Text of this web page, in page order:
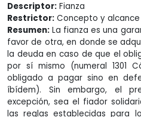
Descriptor: Fianza
Restrictor: Concepto y alcance
Resumen: La fianza es una
favor de otra, en donde se
la deuda en caso de que el
por sí mismo (numeral 1301
obligado a pagar sino en
íbídem). Sin embargo, el
excepción, sea el fiador
las reglas establecidas para